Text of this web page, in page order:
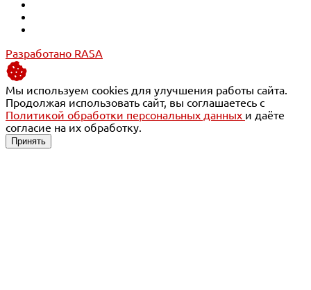
Разработано RASA
Мы используем cookies для улучшения работы сайта.
Продолжая использовать сайт, вы соглашаетесь с
Политикой обработки персональных данных и даёте
согласие на их обработку.
Принять